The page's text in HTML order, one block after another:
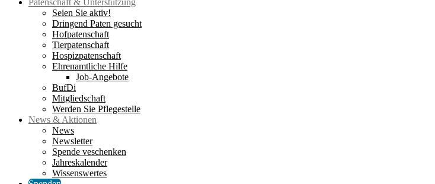
Patenschaft & Unterstützung
Seien Sie aktiv!
Dringend Paten gesucht
Hofpatenschaft
Tierpatenschaft
Hospizpatenschaft
Ehrenamtliche Hilfe
Job-Angebote
BufDi
Mitgliedschaft
Werden Sie Pflegestelle
News & Aktionen
News
Newsletter
Spende veschenken
Jahreskalender
Wissenswertes